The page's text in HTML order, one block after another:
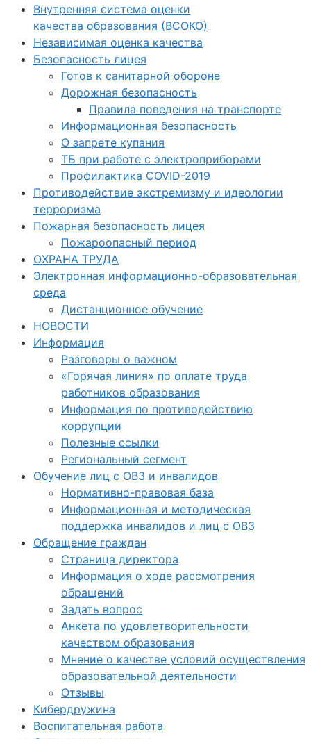
Внутренняя система оценки
качества образования (ВСОКО)
Независимая оценка качества
Безопасность лицея
Готов к санитарной обороне
Дорожная безопасность
Правила поведения на транспорте
Информационная безопасность
О запрете купания
ТБ при работе с электроприборами
Профилактика COVID-2019
Противодействие экстремизму и идеологии
терроризма
Пожарная безопасность лицея
Пожароопасный период
ОХРАНА ТРУДА
Электронная информационно-образовательная
среда
Дистанционное обучение
НОВОСТИ
Информация
Разговоры о важном
«Горячая линия» по оплате труда
работников образования
Информация по противодействию
коррупции
Полезные ссылки
Региональный сегмент
Обучение лиц с ОВЗ и инвалидов
Нормативно-правовая база
Информационная и методическая
поддержка инвалидов и лиц с ОВЗ
Обращение граждан
Страница директора
Информация о ходе рассмотрения
обращений
Задать вопрос
Анкета по удовлетворительности
качеством образования
Мнение о качестве условий осуществления
образовательной деятельности
Отзывы
Кибердружина
Воспитательная работа